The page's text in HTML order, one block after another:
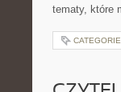
tematy, które